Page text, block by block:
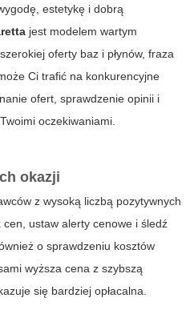
estetykę i dobrą
jest modelem wartym
oferty baz i płynów, fraza
Ci trafić na konkurencyjne
ofert, sprawdzenie opinii i
oczekiwaniami.
okazji
z wysoką liczbą pozytywnych
ustaw alerty cenowe i śledź
o sprawdzeniu kosztów
wyższa cena z szybszą
się bardziej opłacalna.